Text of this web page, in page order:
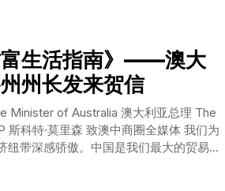
！ 那一刻的感
新移民，有无数艰难的
养我，是我生命的源
亲和恋人产生矛盾的时
一个人，成为中澳友好
在我要说第三喜，明天
国看望年迈的父母。在
献，更为中澳两国的经
》还是“论坛“”就是一
，沟通交流，并通过
幽默畅谈2018 首先
富生活指南》——澳大
州长发来贺信
Minister of Australia 澳大利亚总理 The
科特·莫里森 致澳中商圈全媒体 我们为
纽带深感骄傲。中国是我们最大的贸易伙
年，中国在澳大利亚的投资额较十年前